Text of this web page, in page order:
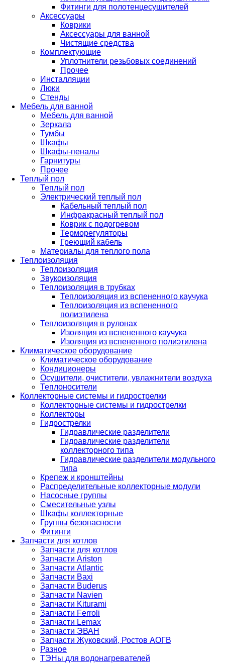
Фитинги для полотенцесушителей
Аксессуары
Коврики
Аксессуары для ванной
Чистящие средства
Комплектующие
Уплотнители резьбовых соединений
Прочее
Инсталляции
Люки
Стенды
Мебель для ванной
Мебель для ванной
Зеркала
Тумбы
Шкафы
Шкафы-пеналы
Гарнитуры
Прочее
Теплый пол
Теплый пол
Электрический теплый пол
Кабельный теплый пол
Инфракрасный теплый пол
Коврик с подогревом
Терморегуляторы
Греющий кабель
Материалы для теплого пола
Теплоизоляция
Теплоизоляция
Звукоизоляция
Теплоизоляция в трубках
Теплоизоляция из вспененного каучука
Теплоизоляция из вспененного
полиэтилена
Теплоизоляция в рулонах
Изоляция из вспененного каучука
Изоляция из вспененного полиэтилена
Климатическое оборудование
Климатическое оборудование
Кондиционеры
Осушители, очистители, увлажнители воздуха
Теплоносители
Коллекторные системы и гидрострелки
Коллекторные системы и гидрострелки
Коллекторы
Гидрострелки
Гидравлические разделители
Гидравлические разделители
коллекторного типа
Гидравлические разделители модульного
типа
Крепеж и кронштейны
Распределительные коллекторные модули
Насосные группы
Смесительные узлы
Шкафы коллекторные
Группы безопасности
Фитинги
Запчасти для котлов
Запчасти для котлов
Запчасти Ariston
Запчасти Atlantic
Запчасти Baxi
Запчасти Buderus
Запчасти Navien
Запчасти Kiturami
Запчасти Ferroli
Запчасти Lemax
Запчасти ЭВАН
Запчасти Жуковский, Ростов АОГВ
Разное
ТЭНы для водонагревателей